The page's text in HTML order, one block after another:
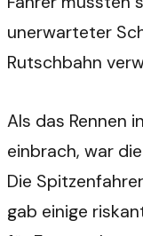
unerwarteter
Rutschbahn
Als das Rennen
einbrach, war
Die
gab einige